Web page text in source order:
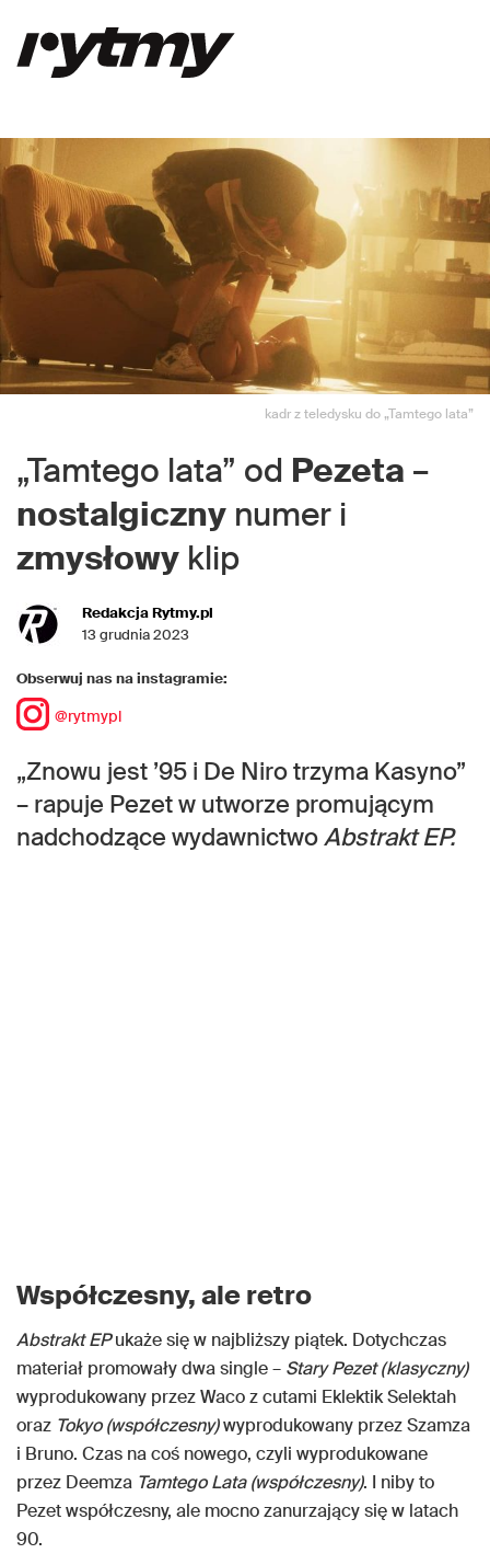
kadr z teledysku do „Tamtego lata”
„Tamtego lata” od Pezeta –
nostalgiczny numer i
zmysłowy klip
Redakcja Rytmy.pl
13 grudnia 2023
Obserwuj nas na instagramie:
@rytmypl
„Znowu jest ’95 i De Niro trzyma Kasyno”
– rapuje Pezet w utworze promującym
nadchodzące wydawnictwoAbstrakt EP.
Współczesny, ale retro
Abstrakt EPukaże się w najbliższy piątek. Dotychczas
materiał promowały dwa single – Stary Pezet (klasyczny)
wyprodukowany przez Waco z cutami Eklektik Selektah
oraz Tokyo (współczesny)wyprodukowany przez Szamza
i Bruno. Czas na coś nowego, czyli wyprodukowane
przez Deemza Tamtego Lata (współczesny). I niby to
Pezet współczesny, ale mocno zanurzający się w latach
90.